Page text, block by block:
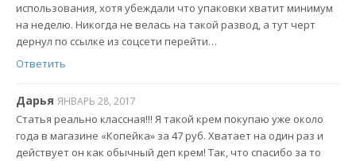
использования, хотя убеждали что упаковки хватит минимум
на неделю. Никогда не велась на такой развод, а тут черт
дернул по ссылке из соцсети перейти…
Ответить
Дарья ЯНВАРЬ 28, 2017
Статья реально классная!!! Я такой крем покупаю уже около
года в магазине «Копейка» за 47 руб. Хватает на один раз и
действует он как обычный деп крем! Так, что спасибо за то